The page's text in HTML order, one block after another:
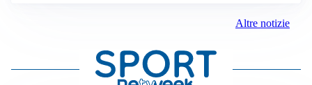
Altre notizie